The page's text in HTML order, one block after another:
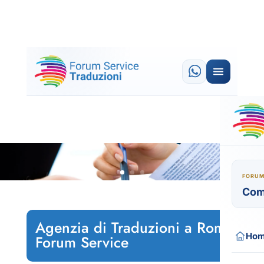
Agenzia di Traduzioni a Roma
Forum Service